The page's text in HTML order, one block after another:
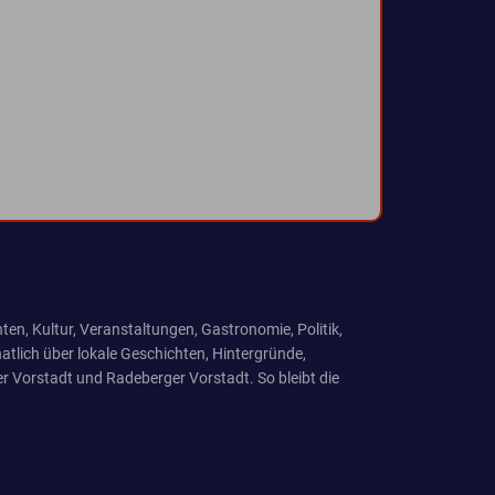
Kultur, Veranstaltungen, Gastronomie, Politik,
über lokale Geschichten, Hintergründe,
Vorstadt und Radeberger Vorstadt. So bleibt die